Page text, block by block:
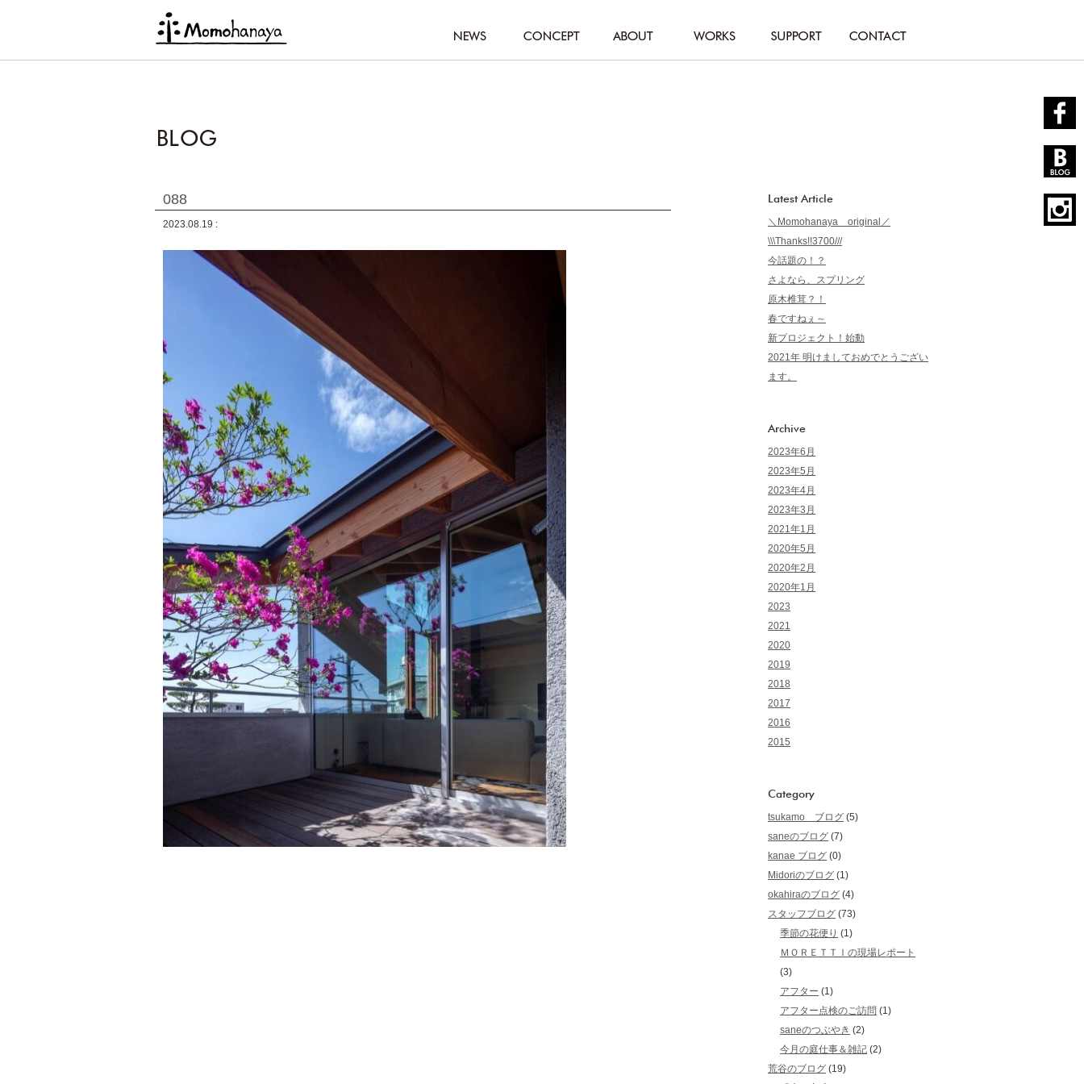
088
2023.08.19 :
Latest Article
＼Momohanaya original／
\\\Thanks!!3700///
今話題の！？
さよなら、スプリング
原木椎茸？！
春ですねぇ～
新プロジェクト！始動
2021年 明けましておめでとうござい
ます。
Archive
2023年6月
2023年5月
2023年4月
2023年3月
2021年1月
2020年5月
2020年2月
2020年1月
2023
2021
2020
2019
2018
2017
2016
2015
Category
tsukamo ブログ (5)
saneのブログ (7)
kanae ブログ (0)
Midoriのブログ (1)
okahiraのブログ (4)
スタッフブログ (73)
季節の花便り (1)
ＭＯＲＥＴＴＩの現場レポート
(3)
アフター (1)
アフター点検のご訪問 (1)
saneのつぶやき (2)
今月の庭仕事＆雑記 (2)
荒谷のブログ (19)